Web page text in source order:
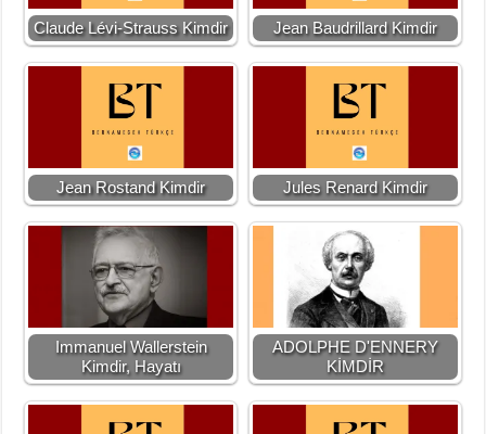
Claude Lévi-Strauss Kimdir Jean Baudrillard Kimdir
Jean Rostand Kimdir Jules Renard Kimdir
Immanuel Wallerstein
Kimdir, Hayatı
ADOLPHE D'ENNERY
KİMDİR